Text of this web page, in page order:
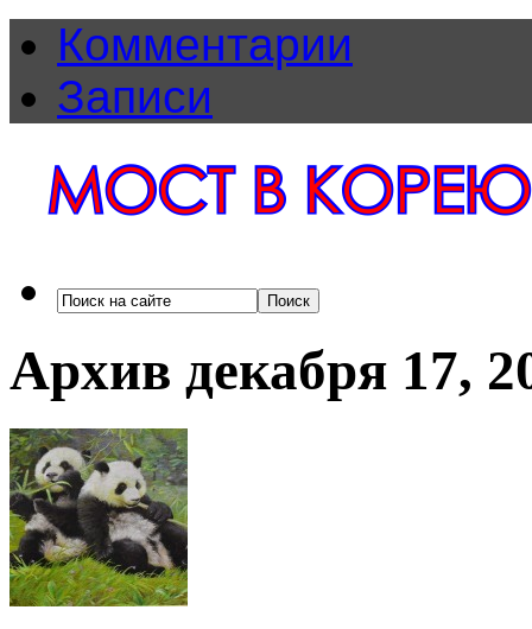
Комментарии
Записи
Архив декабря 17,